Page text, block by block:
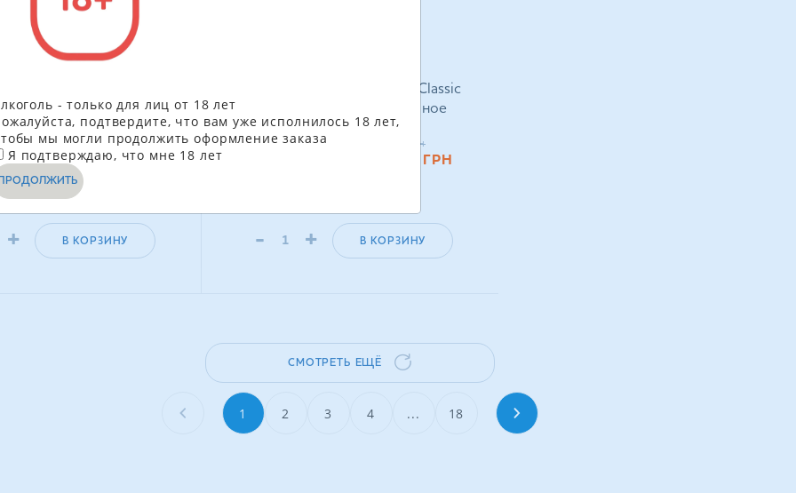
Pere & Fils
виноградное
полусухое красное
190.50 грн
181.50ГРН
+ В КОРЗИНУ
Вино Colterenzio Pfefferer Classic
Line виноградное натуральное
сухое белое 0,75 л
грн
ГРН
- + В КОРЗИНУ
СМОТРЕТЬ ЕЩЁ
1 2 3 4 ... 18
- только для лиц от 18 лет
подтвердите, что вам уже исполнилось 18 лет,
мы могли продолжить оформление заказа
Я подтверждаю, что мне 18 лет
ПРОДОЛЖИТЬ